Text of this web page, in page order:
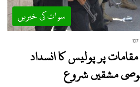
سوات کی خبریں
107
پر پولیس کا انسداد
مشقیں شروع